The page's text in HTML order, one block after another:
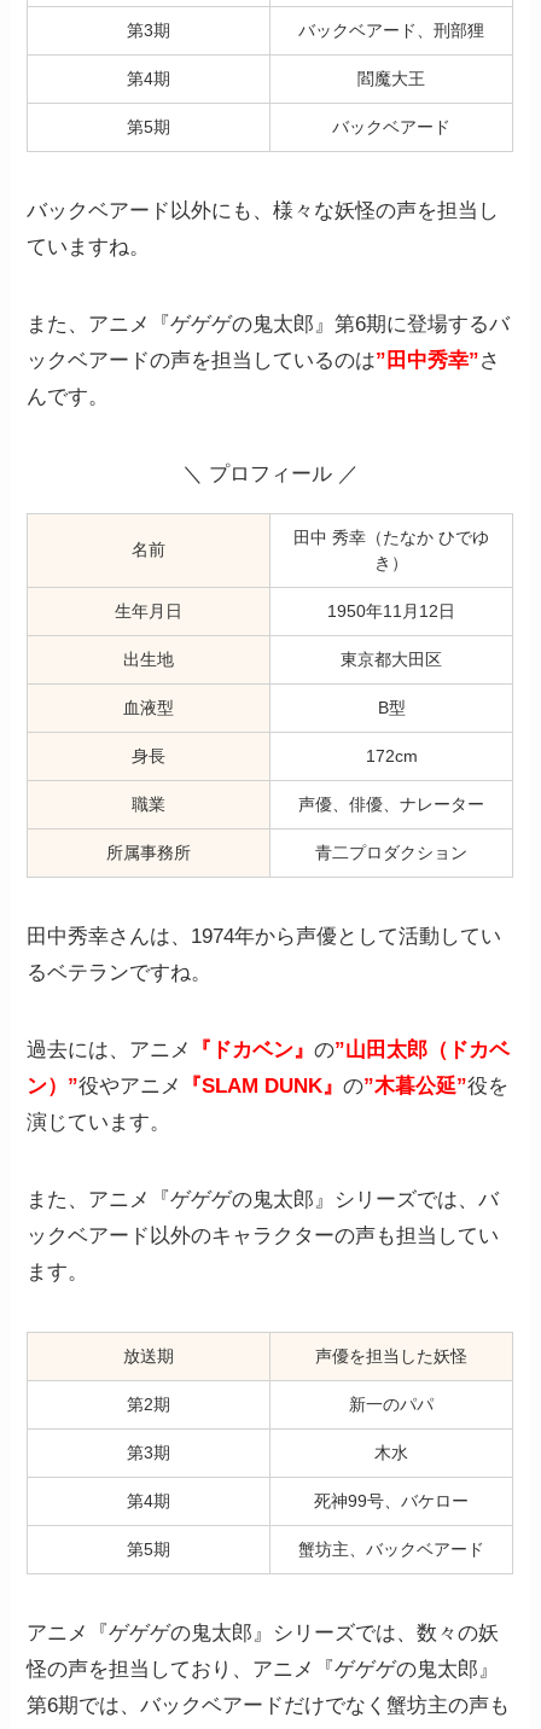
第3期 バックベアード、刑部狸
第4期 閻魔大王
第5期 バックベアード
バックベアード以外にも、様々な妖怪の声を担当し
ていますね。
また、アニメ『ゲゲゲの鬼太郎』第6期に登場するバ
ックベアードの声を担当しているのは”田中秀幸”さ
んです。
＼ プロフィール ／
名前
田中 秀幸（たなか ひでゆ
き）
生年月日 1950年11月12日
出生地 東京都大田区
血液型 B型
身長 172cm
職業 声優、俳優、ナレーター
所属事務所 青二プロダクション
田中秀幸さんは、1974年から声優として活動してい
るベテランですね。
過去には、アニメ 『ドカベン』の”山田太郎（ドカベ
ン）”役やアニメ 『SLAM DUNK』の”木暮公延”役を
演じています。
また、アニメ『ゲゲゲの鬼太郎』シリーズでは、バ
ックベアード以外のキャラクターの声も担当してい
ます。
放送期 声優を担当した妖怪
第2期 新一のパパ
第3期 木水
第4期 死神99号、バケロー
第5期 蟹坊主、バックベアード
アニメ『ゲゲゲの鬼太郎』シリーズでは、数々の妖
怪の声を担当しており、アニメ『ゲゲゲの鬼太郎』
第6期では、バックベアードだけでなく蟹坊主の声も